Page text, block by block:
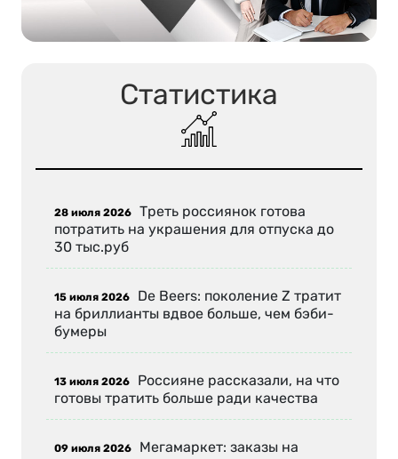
Статистика
28 июля 2026 Треть россиянок готова
потратить на украшения для отпуска до
30 тыс.руб
15 июля 2026 De Beers: поколение Z тратит
на бриллианты вдвое больше, чем бэби-
бумеры
13 июля 2026 Россияне рассказали, на что
готовы тратить больше ради качества
09 июля 2026 Мегамаркет: заказы на